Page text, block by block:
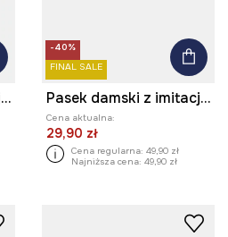
Pasek damski z imitacji skóry
-40%
FINAL SALE
Pasek damski z imitacji zamszu
Cena aktualna:
29,90 zł
Cena regularna: 49,90 zł
Najniższa cena: 49,90 zł